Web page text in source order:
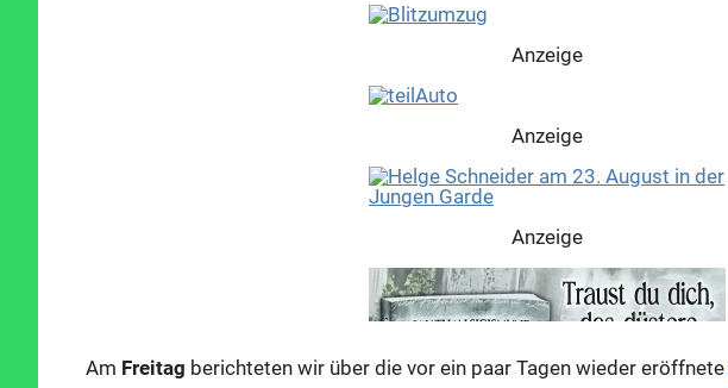
Anzeige
Anzeige
Anzeige
Am Freitag berichteten wir über die vor ein paar Tagen wieder eröffnete